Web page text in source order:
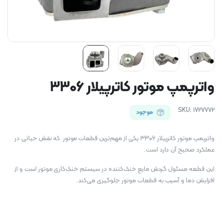
واترپمپ موتور کاترپیلار 3306
SKU: 1727772 موجود
واترپمپ موتور کاترپیلار 3306 یکی از مهم‌ترین قطعات موتور که نقش حیاتی در
عملکرد صحیح آن دارد است.
این قطعه مسئول گردش مایع خنک‌کننده در سیستم خنک‌کاری موتور است و از
افزایش دما و آسیب به قطعات موتور جلوگیری می‌کند.